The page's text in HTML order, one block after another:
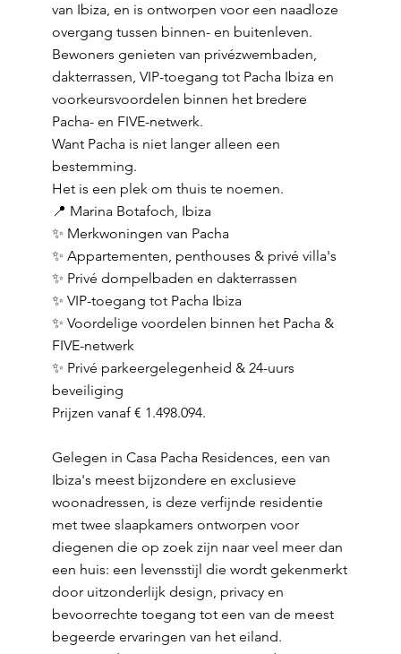
van Ibiza, en is ontworpen voor een naadloze
overgang tussen binnen- en buitenleven.
Bewoners genieten van privézwembaden,
dakterrassen, VIP-toegang tot Pacha Ibiza en
voorkeursvoordelen binnen het bredere
Pacha- en FIVE-netwerk.
Want Pacha is niet langer alleen een
bestemming.
Het is een plek om thuis te noemen.
📍 Marina Botafoch, Ibiza
✨ Merkwoningen van Pacha
✨ Appartementen, penthouses & privé villa's
✨ Privé dompelbaden en dakterrassen
✨ VIP-toegang tot Pacha Ibiza
✨ Voordelige voordelen binnen het Pacha &
FIVE-netwerk
✨ Privé parkeergelegenheid & 24-uurs
beveiliging
Prijzen vanaf € 1.498.094.
Gelegen in Casa Pacha Residences, een van
Ibiza's meest bijzondere en exclusieve
woonadressen, is deze verfijnde residentie
met twee slaapkamers ontworpen voor
diegenen die op zoek zijn naar veel meer dan
een huis: een levensstijl die wordt gekenmerkt
door uitzonderlijk design, privacy en
bevoorrechte toegang tot een van de meest
begeerde ervaringen van het eiland.